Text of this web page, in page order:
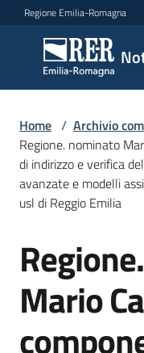
Vai al contenuto
Vai alla navigazione
Vai al footer
Regione Emilia-Romagna
Notizie
Comunicati
stampa
Cerca
un
Risorse
Home / Archivio
Regione. nominato
di indirizzo e verifica
avanzate e modelli
usl di Reggio Emilia
Salta al contenuto
Mario